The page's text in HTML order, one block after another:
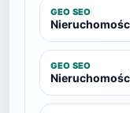
GEO SEO
GEO SEO